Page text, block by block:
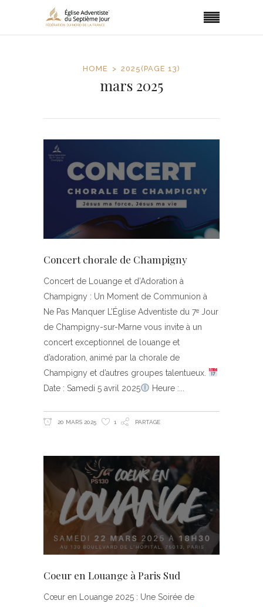
HOME 2025 (PAGE 13)
mars 2025
Concert chorale de Champigny
Concert de Louange et d’Adoration à
Champigny : Un Moment de Communion à
Ne Pas Manquer L’Église Adventiste du 7ᵉ Jour
de Champigny-sur-Marne vous invite à un
concert exceptionnel de louange et
d’adoration, animé par la chorale de
Champigny et d’autres groupes talentueux.
Date : Samedi 5 avril 2025
Heure :
20 MARS 2025 1 PARTAGE
Coeur en Louange à Paris Sud
Cœur en Louange 2025 : Une Soirée de